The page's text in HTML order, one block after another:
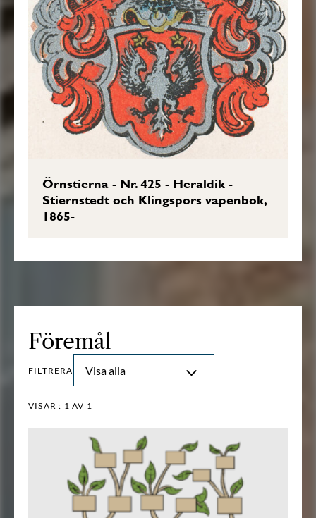
Örnstierna - Nr. 425 - Heraldik -
Stiernstedt och Klingspors vapenbok,
1865-
Föremål
FILTRERA Visa alla
VISAR : 1 AV 1